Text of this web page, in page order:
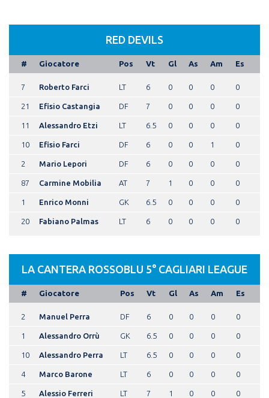
RED DEVILS
# Giocatore Pos Vt Gl As Am Es
7 Roberto Farci LT 6 0 0 0 0
21 Efisio Castangia DF 7 0 0 0 0
11 Alessandro Etzi LT 6.5 0 0 0 0
10 Efisio Farci DF 6 0 0 1 0
2 Mario Lepori DF 6 0 0 0 0
87 Carmine Mobilia AT 7 1 0 0 0
1 Enrico Monni GK 6.5 0 0 0 0
20 Fabiano Palmas LT 6 0 0 0 0
LA CANTERA ROSSOBLU 5° CAGLIARI LEAGUE
# Giocatore Pos Vt Gl As Am Es
2 Manuel Perra DF 6 0 0 0 0
1 Alessandro Orrù GK 6.5 0 0 0 0
10 Alessandro Perra LT 6.5 0 0 0 0
4 Marco Barone LT 6 0 0 0 0
5 Alessio Ferreri LT 7 1 0 0 0